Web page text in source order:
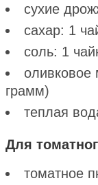
сухие
сахар: 1
соль: 1
оливковое
грамм)
теплая
Для
томатное